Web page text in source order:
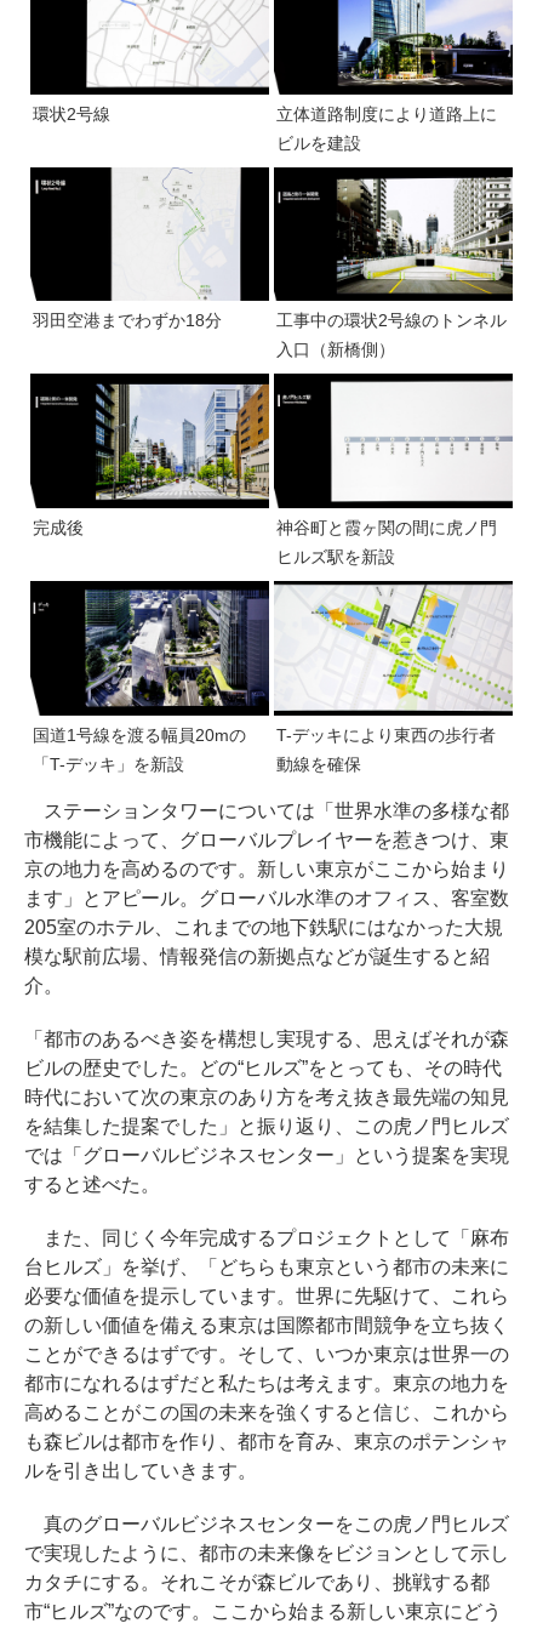
環状2号線
立体道路制度により道路上に
ビルを建設
羽田空港までわずか18分
工事中の環状2号線のトンネル
入口（新橋側）
完成後
神谷町と霞ヶ関の間に虎ノ門
ヒルズ駅を新設
国道1号線を渡る幅員20mの
「T-デッキ」を新設
T-デッキにより東西の歩行者
動線を確保
ステーションタワーについては「世界水準の多様な都
市機能によって、グローバルプレイヤーを惹きつけ、東
京の地力を高めるのです。新しい東京がここから始まり
ます」とアピール。グローバル水準のオフィス、客室数
205室のホテル、これまでの地下鉄駅にはなかった大規
模な駅前広場、情報発信の新拠点などが誕生すると紹
介。
「都市のあるべき姿を構想し実現する、思えばそれが森
ビルの歴史でした。どの“ヒルズ”をとっても、その時代
時代において次の東京のあり方を考え抜き最先端の知見
を結集した提案でした」と振り返り、この虎ノ門ヒルズ
では「グローバルビジネスセンター」という提案を実現
すると述べた。
また、同じく今年完成するプロジェクトとして「麻布
台ヒルズ」を挙げ、「どちらも東京という都市の未来に
必要な価値を提示しています。世界に先駆けて、これら
の新しい価値を備える東京は国際都市間競争を立ち抜く
ことができるはずです。そして、いつか東京は世界一の
都市になれるはずだと私たちは考えます。東京の地力を
高めることがこの国の未来を強くすると信じ、これから
も森ビルは都市を作り、都市を育み、東京のポテンシャ
ルを引き出していきます。
真のグローバルビジネスセンターをこの虎ノ門ヒルズ
で実現したように、都市の未来像をビジョンとして示し
カタチにする。それこそが森ビルであり、挑戦する都
市“ヒルズ”なのです。ここから始まる新しい東京にどう